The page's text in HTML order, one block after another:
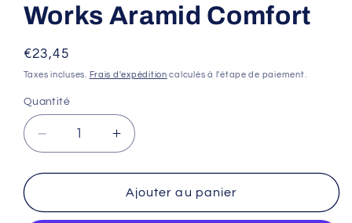
Works Aramid Comfort
Prix
habituel
€23,45
Taxes incluses. Frais d'expédition calculés à l'étape de paiement.
Quantité
Réduire
la
quantité
Revêtements
Augmenter
la
quantité
de
Revêtements
Ajouter au panier